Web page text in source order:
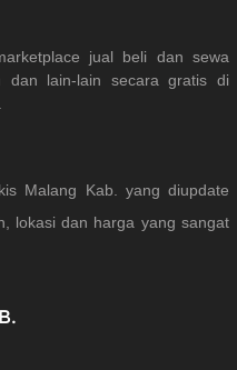
jual beli dan sewa
dan lain-lain secara gratis di
Malang Kab. yang diupdate
lokasi dan harga yang sangat